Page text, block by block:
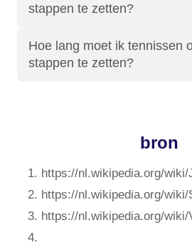
stappen te zetten?
Hoe lang moet ik tennissen
stappen te zetten?
bron
https://nl.wikipedia.org/
https://nl.wikipedia.org/wiki/
https://nl.wikipedia.org/wiki/